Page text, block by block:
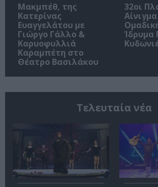
Μακμπέθ, της
Κατερίνας
Ευαγγελάτου με
Γιώργο Γάλλο &
Καρυοφυλλιά
Καραμπέτη στο
Θέατρο Βασιλάκου
32οι
Ίδρυμα
Τελευταία νέα